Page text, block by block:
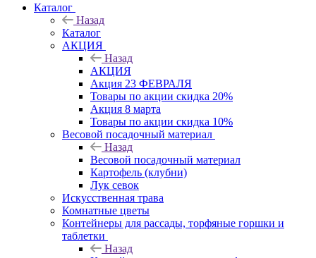
Каталог
Назад
Каталог
АКЦИЯ
Назад
АКЦИЯ
Акция 23 ФЕВРАЛЯ
Товары по акции скидка 20%
Акция 8 марта
Товары по акции скидка 10%
Весовой посадочный материал
Назад
Весовой посадочный материал
Картофель (клубни)
Лук севок
Искусственная трава
Комнатные цветы
Контейнеры для рассады, торфяные горшки и
таблетки
Назад